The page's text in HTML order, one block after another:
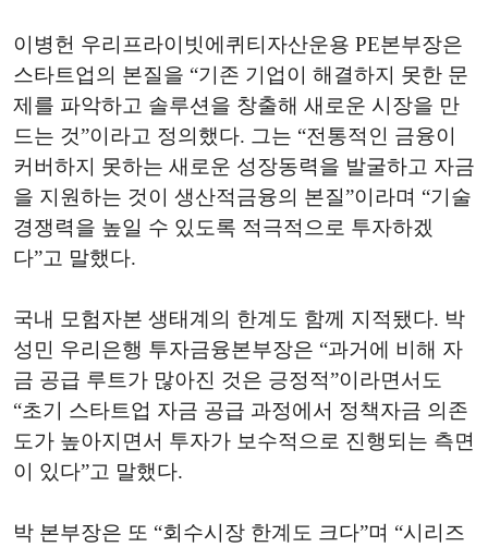
이병헌 우리프라이빗에퀴티자산운용 PE본부장은
스타트업의 본질을 “기존 기업이 해결하지 못한 문
제를 파악하고 솔루션을 창출해 새로운 시장을 만
드는 것”이라고 정의했다. 그는 “전통적인 금융이
커버하지 못하는 새로운 성장동력을 발굴하고 자금
을 지원하는 것이 생산적금융의 본질”이라며 “기술
경쟁력을 높일 수 있도록 적극적으로 투자하겠
다”고 말했다.
국내 모험자본 생태계의 한계도 함께 지적됐다. 박
성민 우리은행 투자금융본부장은 “과거에 비해 자
금 공급 루트가 많아진 것은 긍정적”이라면서도
“초기 스타트업 자금 공급 과정에서 정책자금 의존
도가 높아지면서 투자가 보수적으로 진행되는 측면
이 있다”고 말했다.
박 본부장은 또 “회수시장 한계도 크다”며 “시리즈